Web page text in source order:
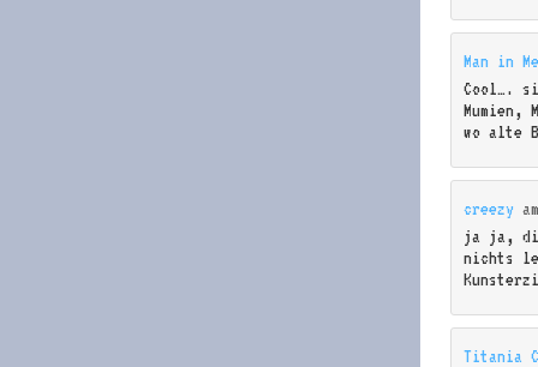
Man in
Cool….
Mumien,
wo alte
creezy
ja ja,
nichts
Titania